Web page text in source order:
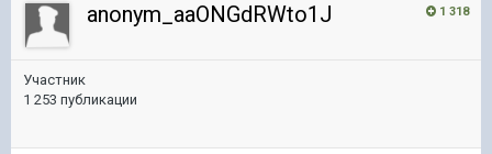
1 318
anonym_aaONGdRWto1J
Участник
1 253 публикации